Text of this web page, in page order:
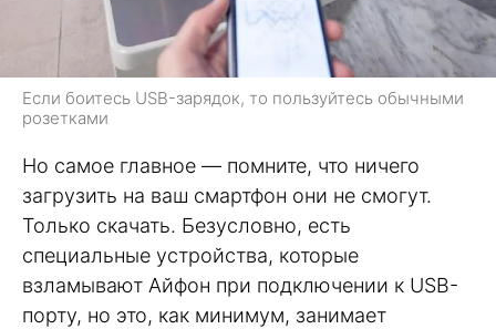
Если боитесь USB-зарядок, то пользуйтесь обычными
розетками
Но самое главное — помните, что ничего
загрузить на ваш смартфон они не смогут.
Только скачать. Безусловно, есть
специальные устройства, которые
взламывают Айфон при подключении к USB-
порту, но это, как минимум, занимает